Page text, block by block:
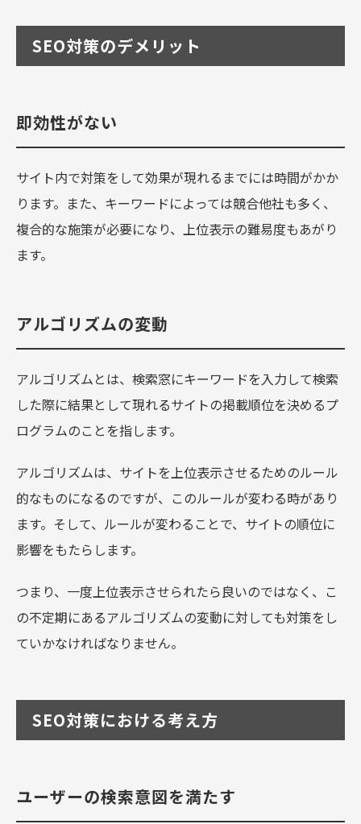
SEO対策のデメリット
即効性がない
サイト内で対策をして効果が現れるまでには時間がかか
ります。また、キーワードによっては競合他社も多く、
複合的な施策が必要になり、上位表示の難易度もあがり
ます。
アルゴリズムの変動
アルゴリズムとは、検索窓にキーワードを入力して検索
した際に結果として現れるサイトの掲載順位を決めるプ
ログラムのことを指します。
アルゴリズムは、サイトを上位表示させるためのルール
的なものになるのですが、このルールが変わる時があり
ます。そして、ルールが変わることで、サイトの順位に
影響をもたらします。
つまり、一度上位表示させられたら良いのではなく、こ
の不定期にあるアルゴリズムの変動に対しても対策をし
ていかなければなりません。
SEO対策における考え方
ユーザーの検索意図を満たす